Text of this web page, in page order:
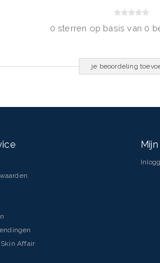
0 sterren op basis van 0
je beoordeling
Affair